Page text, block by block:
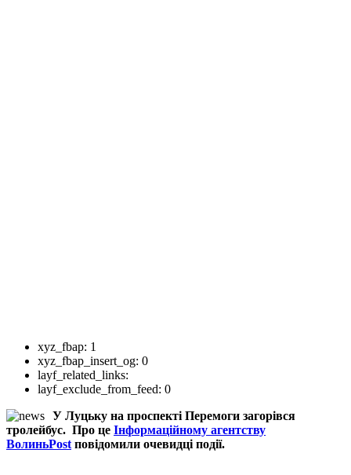
xyz_fbap: 1
xyz_fbap_insert_og: 0
layf_related_links:
layf_exclude_from_feed: 0
У Луцьку на проспекті Перемоги загорівся
тролейбус. Про це Інформаційному агентству
ВолиньPost повідомили очевидці події.